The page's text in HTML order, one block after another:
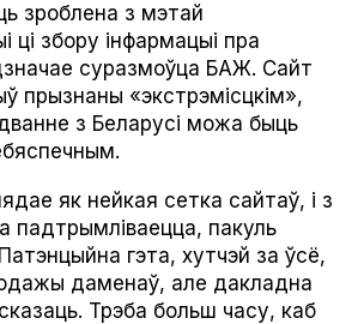
зроблена з мэтай
ці збору інфармацыі пра
суразмоўца БАЖ. Сайт
прызнаны «экстрэмісцкім»,
з Беларусі можа быць
як нейкая сетка сайтаў, і з
падтрымліваецца, пакуль
гэта, хутчэй за ўсё,
даменаў, але дакладна
Трэба больш часу, каб